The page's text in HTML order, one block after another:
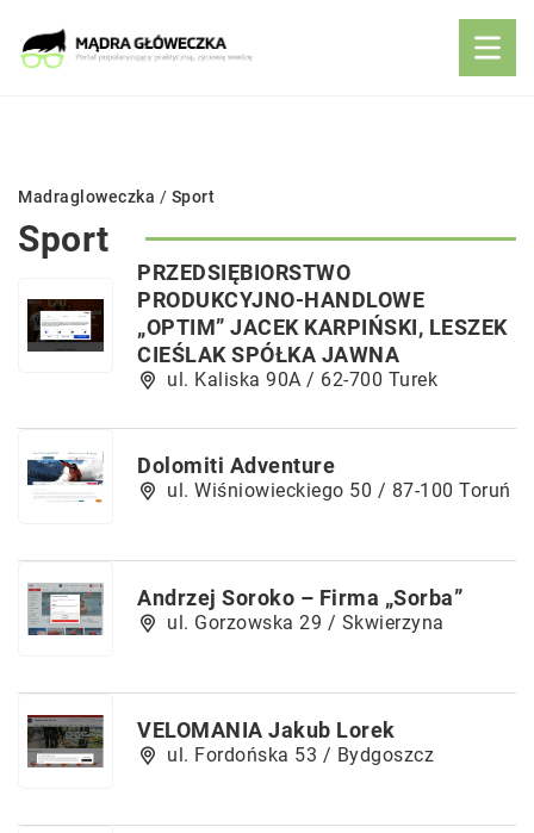
Madragloweczka / Sport
Sport
PRZEDSIĘBIORSTWO
PRODUKCYJNO-HANDLOWE
„OPTIM” JACEK KARPIŃSKI, LESZEK
CIEŚLAK SPÓŁKA JAWNA
ul. Kaliska 90A / 62-700 Turek
Dolomiti Adventure
ul. Wiśniowieckiego 50 / 87-100 Toruń
Andrzej Soroko – Firma „Sorba”
ul. Gorzowska 29 / Skwierzyna
VELOMANIA Jakub Lorek
ul. Fordońska 53 / Bydgoszcz